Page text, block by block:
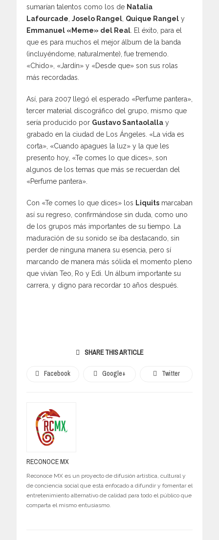
sumarían talentos como los de Natalia
Lafourcade, Joselo Rangel, Quique Rangel y
Emmanuel «Meme» del Real. El éxito, para el
que es para muchos el mejor álbum de la banda
(incluyéndome, naturalmente), fue tremendo.
«Chido», «Jardín» y «Desde que» son sus rolas
más recordadas.
Así, para 2007 llegó el esperado «Perfume pantera»,
tercer material discográfico del grupo, mismo que
sería producido por Gustavo Santaolalla y
grabado en la ciudad de Los Ángeles. «La vida es
corta», «Cuando apagues la luz» y la que les
presento hoy, «Te comes lo que dices», son
algunos de los temas que más se recuerdan del
«Perfume pantera».
Con «Te comes lo que dices» los Liquits marcaban
así su regreso, confirmándose sin duda, como uno
de los grupos más importantes de su tiempo. La
maduración de su sonido se iba destacando, sin
perder de ninguna manera su esencia, pero sí
marcando de manera más sólida el momento pleno
que vivían Teo, Ro y Edi. Un álbum importante su
carrera, y digno para recordar 10 años después.
SHARE THIS ARTICLE
Facebook Google+ Twitter
RECONOCE MX
Reconoce MX es un proyecto de difusión artística, cultural y
de conciencia social que está enfocado a difundir y fomentar el
entretenimiento alternativo de calidad para todo el público que
comparta el mismo entusiasmo.